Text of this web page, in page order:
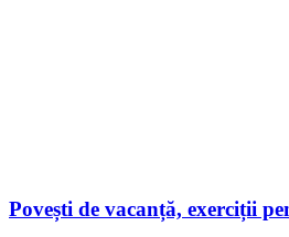
Povești de vacanță, exerciții